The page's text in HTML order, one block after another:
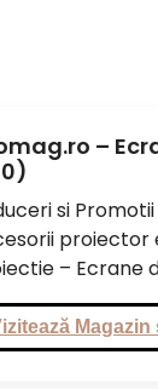
–
si
proiector
– Ecrane